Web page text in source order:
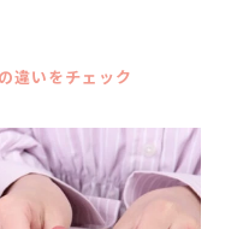
違いをチェック